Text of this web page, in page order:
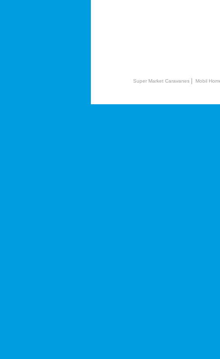
Super Market Caravanes| Mobil